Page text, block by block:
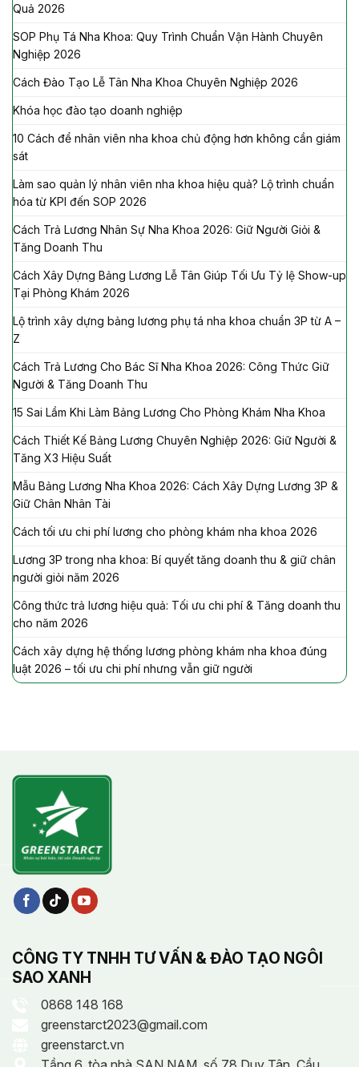
Quả 2026
SOP Phụ Tá Nha Khoa: Quy Trình Chuẩn Vận Hành Chuyên
Nghiệp 2026
Cách Đào Tạo Lễ Tân Nha Khoa Chuyên Nghiệp 2026
Khóa học đào tạo doanh nghiệp
10 Cách để nhân viên nha khoa chủ động hơn không cần giám
sát
Làm sao quản lý nhân viên nha khoa hiệu quả? Lộ trình chuẩn
hóa từ KPI đến SOP 2026
Cách Trả Lương Nhân Sự Nha Khoa 2026: Giữ Người Giỏi &
Tăng Doanh Thu
Cách Xây Dựng Bảng Lương Lễ Tân Giúp Tối Ưu Tỷ lệ Show-up
Tại Phòng Khám 2026
Lộ trình xây dựng bảng lương phụ tá nha khoa chuẩn 3P từ A –
Z
Cách Trả Lương Cho Bác Sĩ Nha Khoa 2026: Công Thức Giữ
Người & Tăng Doanh Thu
15 Sai Lầm Khi Làm Bảng Lương Cho Phòng Khám Nha Khoa
Cách Thiết Kế Bảng Lương Chuyên Nghiệp 2026: Giữ Người &
Tăng X3 Hiệu Suất
Mẫu Bảng Lương Nha Khoa 2026: Cách Xây Dựng Lương 3P &
Giữ Chân Nhân Tài
Cách tối ưu chi phí lương cho phòng khám nha khoa 2026
Lương 3P trong nha khoa: Bí quyết tăng doanh thu & giữ chân
người giỏi năm 2026
Công thức trả lương hiệu quả: Tối ưu chi phí & Tăng doanh thu
cho năm 2026
Cách xây dựng hệ thống lương phòng khám nha khoa đúng
luật 2026 – tối ưu chi phí nhưng vẫn giữ người
CÔNG TY TNHH TƯ VẤN & ĐÀO TẠO NGÔI
SAO XANH
0868 148 168
greenstarct2023@gmail.com
greenstarct.vn